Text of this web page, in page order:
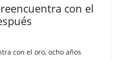
con el
con el oro, ocho años